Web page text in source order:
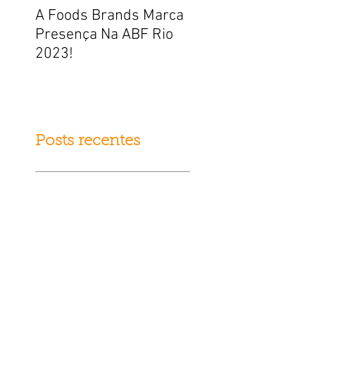
A Foods Brands Marca
Presença Na ABF Rio
2023!
Posts recentes